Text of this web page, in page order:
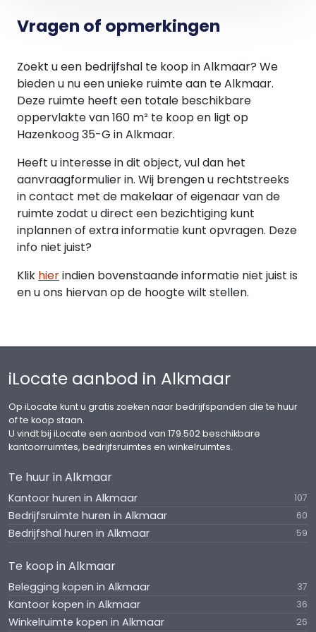
publiekaantrekkende werking c.q. baliefunctie
hebben, waarbij een maximum oppervlak van
c. bedrijfsgebonden kantoorvoorzieningen,
gemaximeerd tot 50% van het bruto
vloeroppervlak van de hoofdfunctie en een
maximale bruto vloeroppervlak van 2000 m² per
bedrijf;
d. dienstverlening;
e. perifere detailhandel in ABC-goederen;
f. perifere detailhandel tot 1500 m2
winkelvloeroppervlak (wvo);
g. ondergeschikte detailhandel, al dan niet in
combinatie met reparatiewerkzaamheden,
gemaximeerd tot 20% van het totale bruto
vloeroppervlak van de hoofdfunctie, met een
maximale omvang van 100 m²
h. een webwinkel;
j. een bedrijfswoning, ter plaatse van de aanduiding
k. een horecabedrijf van categorie 4, ter plaatse
van de aanduiding 'horeca van categorie 4';
l. een verkooppunt voor motorbrandstoffen
'verkooppunt motorbrandstoffen zonder lpg';
m. een kindercentrum, ter plaatse van de
aanduiding 'maatschappelijk';
n. een sportschool, ter plaatse van de aanduiding
met de daarbij behorende:
o. bouwwerken;
p. aan- en uitbouwen;
Vragen of opmerkingen
Zoekt u een bedrijfshal te koop in Alkmaar? We
bieden u nu een unieke ruimte aan te Alkmaar.
Deze ruimte heeft een totale beschikbare
oppervlakte van 160 m² te koop en ligt op
Hazenkoog 35-G in Alkmaar.
Heeft u interesse in dit object, vul dan het
aanvraagformulier in. Wij brengen u rechtstreeks
in contact met de makelaar of eigenaar van de
ruimte zodat u direct een bezichtiging kunt
inplannen of extra informatie kunt opvragen. Deze
info niet juist?
Klik hierindien bovenstaande informatie niet juist is
en u ons hiervan op de hoogte wilt stellen.
iLocate aanbod in Alkmaar
Op iLocate kunt u gratis zoeken naar bedrijfspanden die te huur
of te koop staan.
U vindt bij iLocate een aanbod van 179.502 beschikbare
kantoorruimtes, bedrijfsruimtes en winkelruimtes.
Te huur in Alkmaar
Kantoor huren in Alkmaar 107
Bedrijfsruimte huren in Alkmaar 60
Bedrijfshal huren in Alkmaar 59
Te koop in Alkmaar
Belegging kopen in Alkmaar 37
Kantoor kopen in Alkmaar 36
Winkelruimte kopen in Alkmaar 26